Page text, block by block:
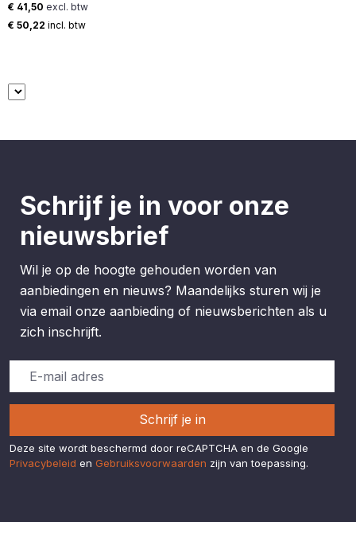
ontworpen voor de meeste
soorten intensieve fysieke
jersey taille met trekkoord, een
telefoonzakje en twee
gerecycled polyester en
jersey • Verstelbaar trekkoord
in de tailleband •
Telefoonzakje op
binnenbroekje • Twee
prints • Binnenbeenlengte
Normale prijs:
€ 41,50 excl. btw
€ 50,22 incl. btw
Schrijf je in voor onze
nieuwsbrief
Wil je op de hoogte gehouden worden van
aanbiedingen en nieuws? Maandelijks sturen wij je
via email onze aanbieding of nieuwsberichten als u
zich inschrijft.
Schrijf je in
Deze site wordt beschermd door reCAPTCHA en de Google
Privacybeleid en Gebruiksvoorwaarden zijn van toepassing.